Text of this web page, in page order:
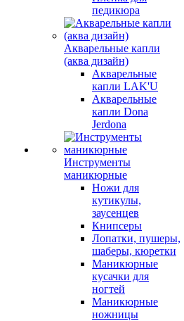
педикюра
Акварельные капли
(аква дизайн)
Акварельные
капли LAK'U
Акварельные
капли Dona
Jerdona
Инструменты
маникюрные
Ножи для
кутикулы,
заусенцев
Книпсеры
Лопатки, пушеры,
шаберы, кюретки
Маникюрные
кусачки для
ногтей
Маникюрные
ножницы